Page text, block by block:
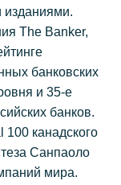
The Banker,
банковских
и 35-е
банков.
100 канадского
Санпаоло
мира.